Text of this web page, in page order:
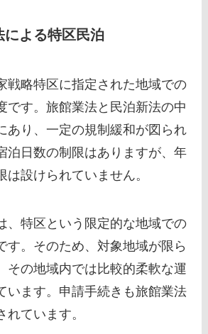
による特区民泊
戦略特区に指定された地域での
です。旅館業法と民泊新法の中
あり、一定の規制緩和が図られ
泊日数の制限はありますが、年
は設けられていません。
、特区という限定的な地域での
す。そのため、対象地域が限ら
その地域内では比較的柔軟な運
います。申請手続きも旅館業法
れています。